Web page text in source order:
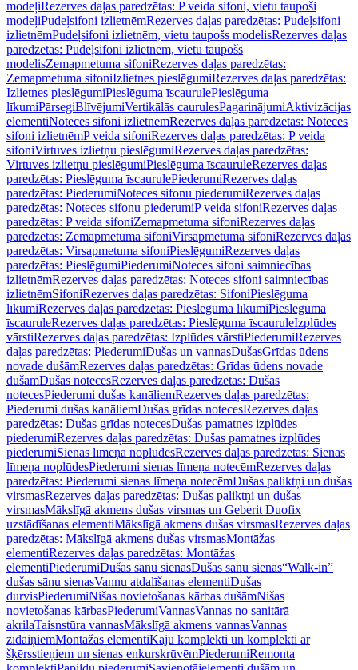
modeļiRezerves daļas paredzētas: P veida sifoni, vietu taupoši
modeļiPudeļsifoni izlietnēmRezerves daļas paredzētas: Pudeļsifoni
izlietnēmPudeļsifoni izlietnēm, vietu taupošs modelisRezerves daļas
paredzētas: Pudeļsifoni izlietnēm, vietu taupošs
modelisZemapmetuma sifoniRezerves daļas paredzētas:
Zemapmetuma sifoniIzlietnes pieslēgumiRezerves daļas paredzētas:
Izlietnes pieslēgumiPieslēguma īscaurulePieslēguma
līkumiPārsegiBlīvējumiVertikālās caurulesPagarinājumiAktivizācijas
elementiNoteces sifoni izlietnēmRezerves daļas paredzētas: Noteces
sifoni izlietnēmP veida sifoniRezerves daļas paredzētas: P veida
sifoniVirtuves izlietņu pieslēgumiRezerves daļas paredzētas:
Virtuves izlietņu pieslēgumiPieslēguma īscauruleRezerves daļas
paredzētas: Pieslēguma īscaurulePiederumiRezerves daļas
paredzētas: PiederumiNoteces sifonu piederumiRezerves daļas
paredzētas: Noteces sifonu piederumiP veida sifoniRezerves daļas
paredzētas: P veida sifoniZemapmetuma sifoniRezerves daļas
paredzētas: Zemapmetuma sifoniVirsapmetuma sifoniRezerves daļas
paredzētas: Virsapmetuma sifoniPieslēgumiRezerves daļas
paredzētas: PieslēgumiPiederumiNoteces sifoni saimniecības
izlietnēmRezerves daļas paredzētas: Noteces sifoni saimniecības
izlietnēmSifoniRezerves daļas paredzētas: SifoniPieslēguma
līkumiRezerves daļas paredzētas: Pieslēguma līkumiPieslēguma
īscauruleRezerves daļas paredzētas: Pieslēguma īscauruleIzplūdes
vārstiRezerves daļas paredzētas: Izplūdes vārstiPiederumiRezerves
daļas paredzētas: PiederumiDušas un vannasDušasGrīdas ūdens
novade dušāmRezerves daļas paredzētas: Grīdas ūdens novade
dušāmDušas notecesRezerves daļas paredzētas: Dušas
notecesPiederumi dušas kanāliemRezerves daļas paredzētas:
Piederumi dušas kanāliemDušas grīdas notecesRezerves daļas
paredzētas: Dušas grīdas notecesDušas pamatnes izplūdes
piederumiRezerves daļas paredzētas: Dušas pamatnes izplūdes
piederumiSienas līmeņa noplūdesRezerves daļas paredzētas: Sienas
līmeņa noplūdesPiederumi sienas līmeņa notecēmRezerves daļas
paredzētas: Piederumi sienas līmeņa notecēmDušas paliktņi un dušas
virsmasRezerves daļas paredzētas: Dušas paliktņi un dušas
virsmasMākslīgā akmens dušas virsmas un Geberit Duofix
uzstādīšanas elementiMākslīgā akmens dušas virsmasRezerves daļas
paredzētas: Mākslīgā akmens dušas virsmasMontāžas
elementiRezerves daļas paredzētas: Montāžas
elementiPiederumiDušas sānu sienasDušas sānu sienas“Walk-in”
dušas sānu sienasVannu atdalīšanas elementiDušas
durvisPiederumiNišas novietošanas kārbas dušāmNišas
novietošanas kārbasPiederumiVannasVannas no sanitārā
akrilaTaisnstūra vannasMākslīgā akmens vannasVannas
zīdaiņiemMontāžas elementiKāju komplekti un komplekti ar
šķērsstieņiem un sienas enkurskrūvēmPiederumiRemonta